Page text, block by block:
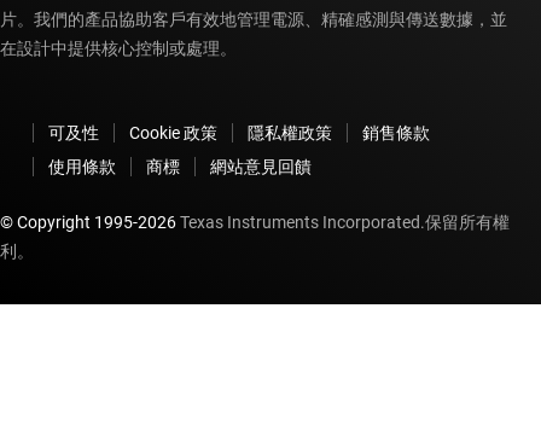
片。我們的產品協助客戶有效地管理電源、精確感測與傳送數據，並
在設計中提供核心控制或處理。
可及性 Cookie 政策 隱私權政策
銷售條款
使用條款
商標 網站意見回饋
© Copyright 1995-2026Texas Instruments Incorporated.保留所有權
利。